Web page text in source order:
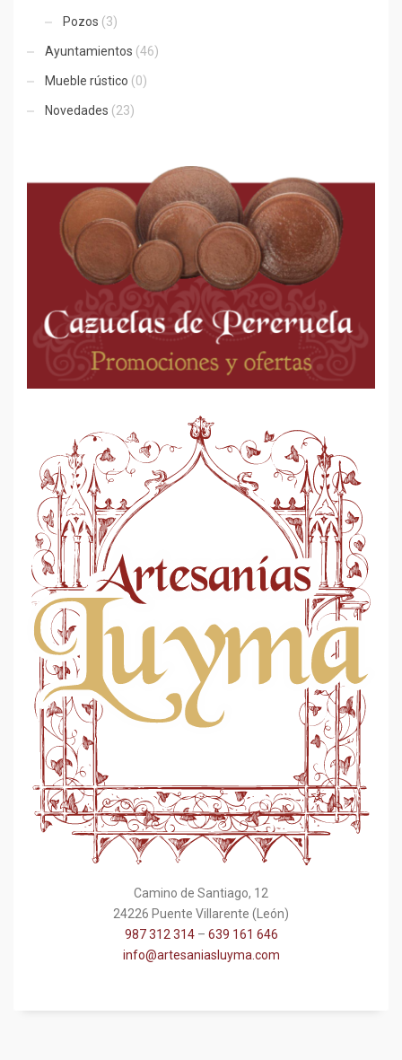
Pozos (3)
Ayuntamientos (46)
Mueble rústico (0)
Novedades (23)
Camino de Santiago, 12
24226 Puente Villarente (León)
987 312 314– 639 161 646
info@artesaniasluyma.com